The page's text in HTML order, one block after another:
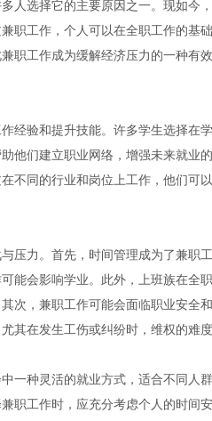
人选择它的主要原因之一。现如今
职工作，个人可以在全职工作的基
职工作成为缓解经济压力的一种有
经验和提升技能。许多学生选择在
他们建立职业网络，增强未来就业
不同的行业和岗位上工作，他们可
压力。首先，时间管理成为了兼职
能会影响学业。此外，上班族在全
次，兼职工作可能会面临职业安全
其在发生工伤或纠纷时，维权的难
一种灵活的就业方式，适合不同人
职工作时，应充分考虑个人的时间